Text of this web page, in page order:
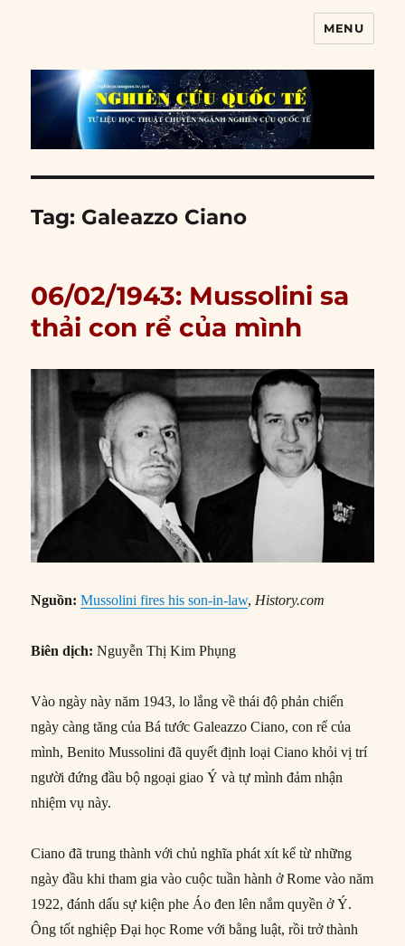
MENU
Tag: Galeazzo Ciano
06/02/1943: Mussolini sa
thải con rể của mình
Nguồn: Mussolini fires his son-in-law,History.com
Biên dịch: Nguyễn Thị Kim Phụng
Vào ngày này năm 1943, lo lắng về thái độ phản chiến
ngày càng tăng của Bá tước Galeazzo Ciano, con rể của
mình, Benito Mussolini đã quyết định loại Ciano khỏi vị trí
người đứng đầu bộ ngoại giao Ý và tự mình đảm nhận
nhiệm vụ này.
Ciano đã trung thành với chủ nghĩa phát xít kể từ những
ngày đầu khi tham gia vào cuộc tuần hành ở Rome vào năm
1922, đánh dấu sự kiện phe Áo đen lên nắm quyền ở Ý.
Ông tốt nghiệp Đại học Rome với bằng luật, rồi trở thành